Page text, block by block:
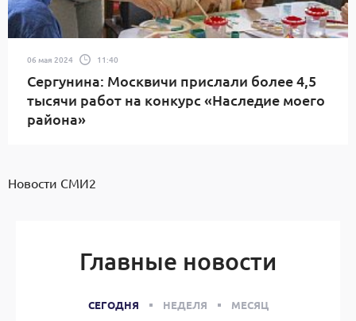
06 мая 2024 11:40
Сергунина: Москвичи прислали более 4,5
тысячи работ на конкурс «Наследие моего
района»
Новости СМИ2
Главные новости
СЕГОДНЯ НЕДЕЛЯ МЕСЯЦ